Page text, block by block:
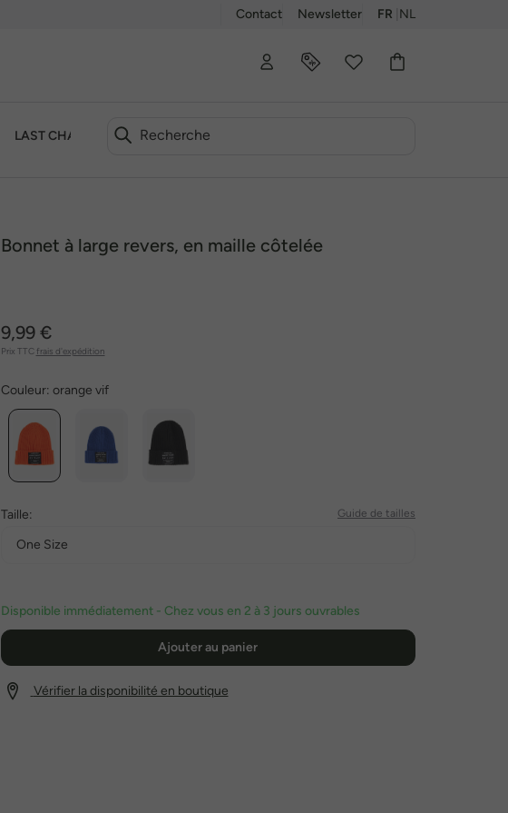
Contact Newsletter FR NL
LAST CHANCE
Bonnet à large revers, en maille côtelée
9,99 €
Prix TTC frais d'expédition
Couleur: orange vif
Taille: Guide de tailles
One Size
Disponible immédiatement - Chez vous en 2 à 3 jours ouvrables
Ajouter au panier
Vérifier la disponibilité en boutique